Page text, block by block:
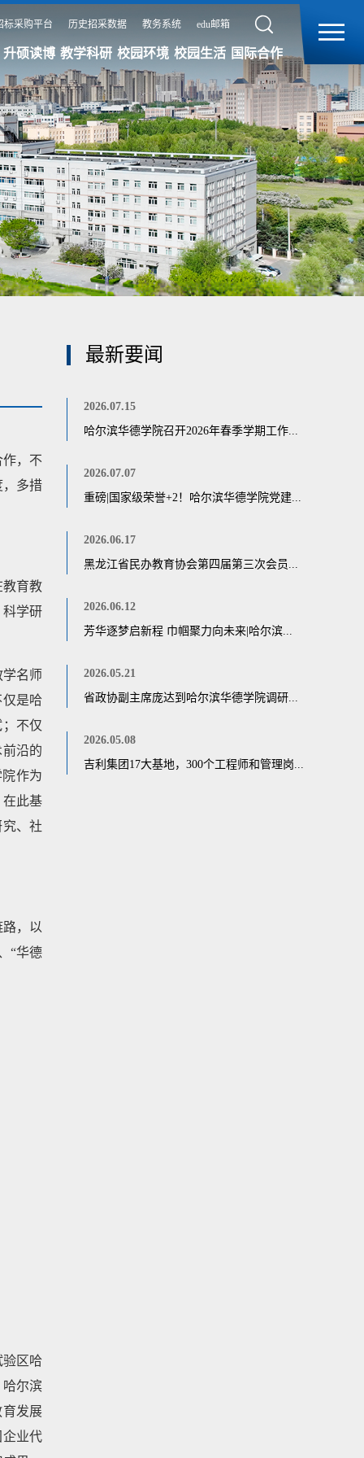
标采购平台 历史招采数据 教务系统 edu邮箱
升硕读博 教学科研 校园环境 校园生活 国际合作
，不
，多措
教育教
学研
名师
是哈
不仅
沿的
作为
此基
、社
，以
“华德
验区哈
哈尔滨
发展
业代
最新要闻
2026.07.15
哈尔滨华德学院召开2026年春季学期工作...
2026.07.07
重磅|国家级荣誉+2！哈尔滨华德学院党建...
2026.06.17
黑龙江省民办教育协会第四届第三次会员...
2026.06.12
芳华逐梦启新程 巾帼聚力向未来|哈尔滨...
2026.05.21
省政协副主席庞达到哈尔滨华德学院调研...
2026.05.08
吉利集团17大基地，300个工程师和管理岗...